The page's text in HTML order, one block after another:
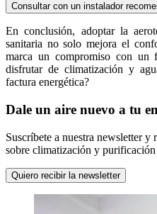
Consultar con un instalador
En conclusión, adoptar la
sanitaria no solo mejora el
marca un compromiso con un
disfrutar de climatización y
factura energética?
Dale un aire nuevo a tu
Suscríbete a nuestra newsletter y
sobre climatización y purificación
Quiero recibir la newsletter